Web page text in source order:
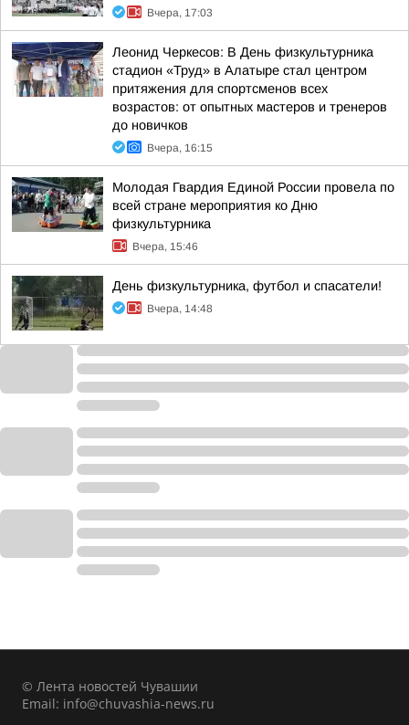
Вчера, 17:03
Леонид Черкесов: В День физкультурника
стадион «Труд» в Алатыре стал центром
притяжения для спортсменов всех
возрастов: от опытных мастеров и тренеров
до новичков
Вчера, 16:15
Молодая Гвардия Единой России провела по
всей стране мероприятия ко Дню
физкультурника
Вчера, 15:46
День физкультурника, футбол и спасатели!
Вчера, 14:48
© Лента новостей Чувашии
Email: info@chuvashia-news.ru